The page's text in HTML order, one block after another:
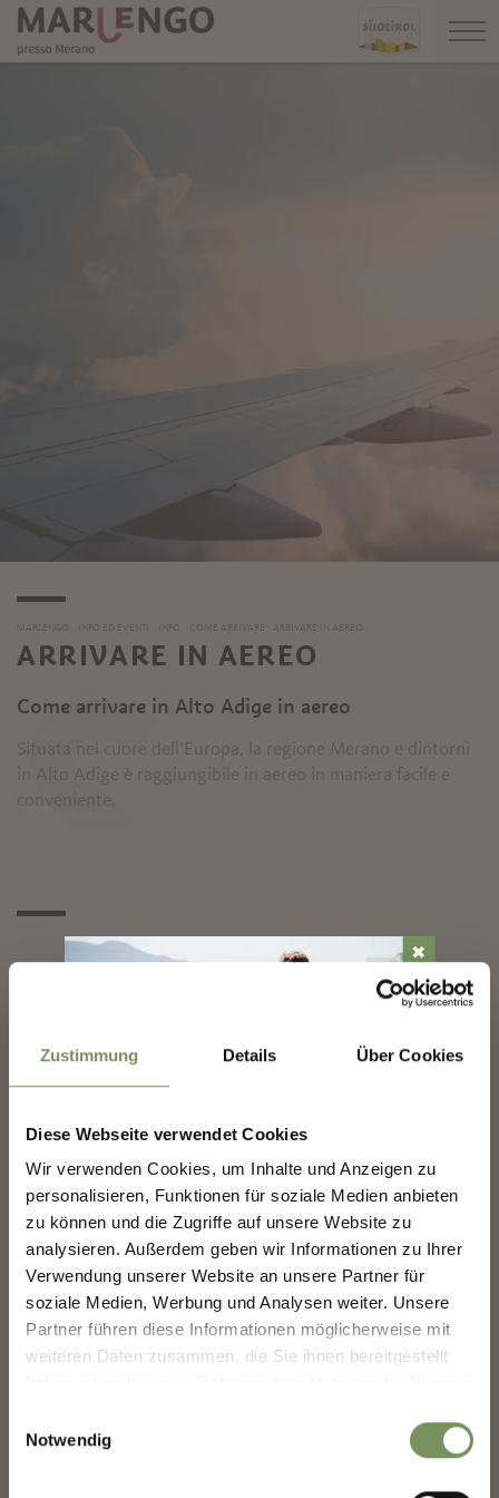
Zustimmung Details Über Cookies
Diese Webseite verwendet Cookies
Wir verwenden Cookies, um Inhalte und Anzeigen zu
personalisieren, Funktionen für soziale Medien anbieten
zu können und die Zugriffe auf unsere Website zu
analysieren. Außerdem geben wir Informationen zu Ihrer
Verwendung unserer Website an unsere Partner für
soziale Medien, Werbung und Analysen weiter. Unsere
Partner führen diese Informationen möglicherweise mit
weiteren Daten zusammen, die Sie ihnen bereitgestellt
Notwendig
MARLENGO INFO ED EVENTI INFO COME ARRIVARE ARRIVARE IN AEREO
ARRIVARE IN AEREO
Come arrivare in Alto Adige in aereo
S
Situata nel cuore dell’Europa, la regione Merano e dintorni
in Alto Adige è raggiungibile in aereo in maniera facile e
conveniente.
Aeroporto di Innsbruck
Aeroporto di Treviso
Aeroporto di Bergamo
Aeroporto di Bologna
Aeroporti di Milano
✖
NEWSLETTER-MARLENGO
Scoprite il meglio di Marlengo! 🌄
Iscriviti subito alla nostra newsletter e sarai il primo
a conoscere offerte esclusive, eventi speciali e
consigli nascosti per la tua prossima visita a
Marlengo!
tua vacanza a Marlengo
ancora più bella!
Saluto